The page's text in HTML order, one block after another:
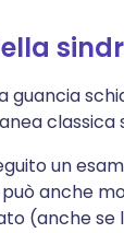
guancia
classica
un
anche
(anche se